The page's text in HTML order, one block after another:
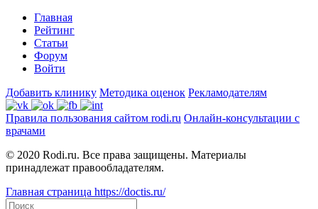
Главная
Рейтинг
Статьи
Форум
Войти
Добавить клинику Методика оценок Рекламодателям
Правила пользования сайтом rodi.ru Онлайн-консультации с
врачами
© 2020 Rodi.ru. Все права защищены. Материалы
принадлежат правообладателям.
Главная страница https://doctis.ru/